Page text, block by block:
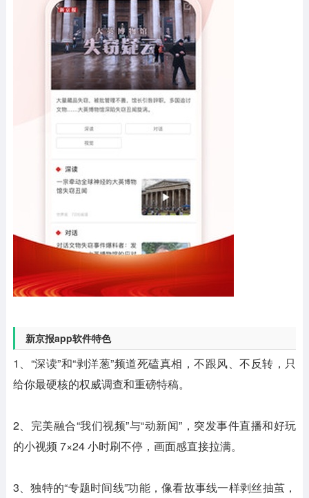
新京报app软件特色
1、“深读”和“剥洋葱”频道死磕真相，不跟风、不反转，只
给你最硬核的权威调查和重磅特稿。
2、完美融合“我们视频”与“动新闻”，突发事件直播和好玩
的小视频 7×24 小时刷不停，画面感直接拉满。
3、独特的“专题时间线”功能，像看故事线一样剥丝抽茧，